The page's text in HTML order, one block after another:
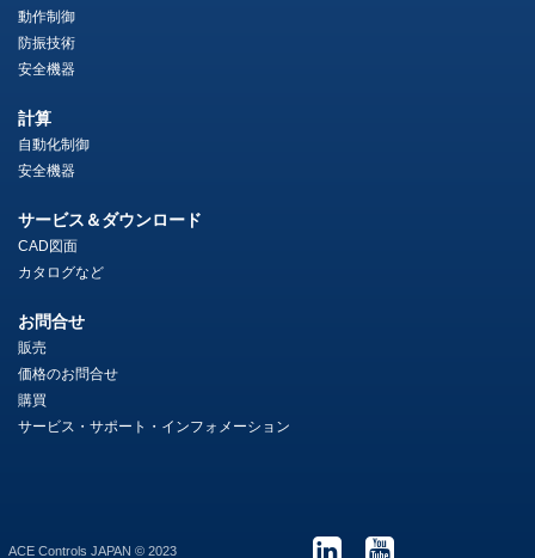
動作制御
防振技術
安全機器
計算
自動化制御
安全機器
サービス＆ダウンロード
CAD図面
カタログなど
お問合せ
販売
価格のお問合せ
購買
サービス・サポート・インフォメーション
ACE Controls JAPAN © 2023